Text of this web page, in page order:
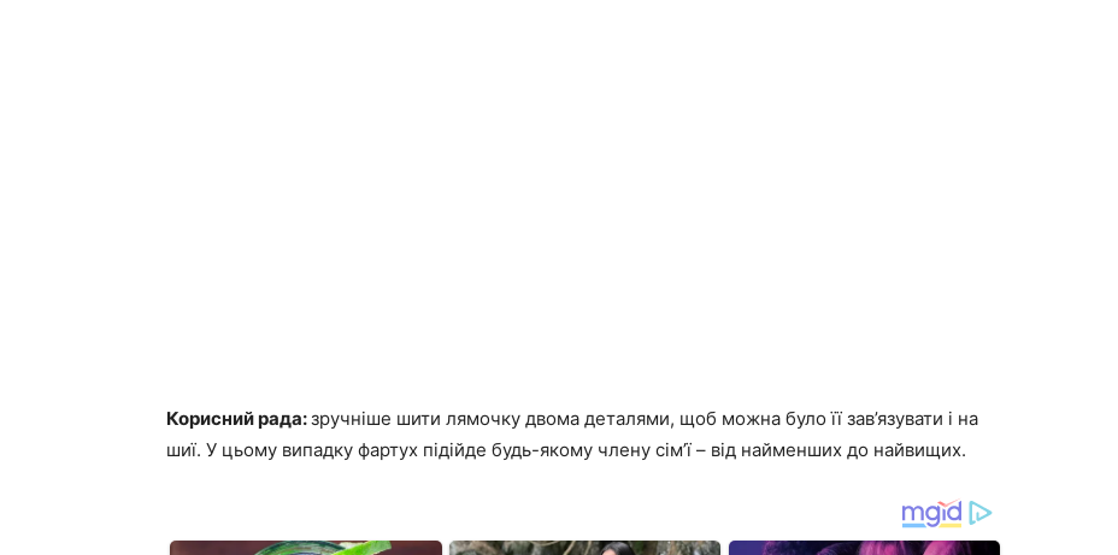
Корисний рада:зручніше шити лямочку двома деталями, щоб можна було її зав’язувати і на
шиї. У цьому випадку фартух підійде будь-якому члену сім’ї – від найменших до найвищих.